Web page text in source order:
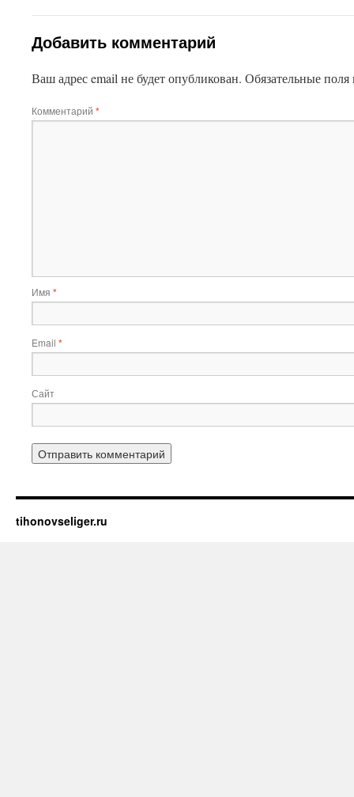
Добавить комментарий
Ваш адрес email не будет опубликован. Обязательные
Комментарий *
Имя *
Email *
Сайт
tihonovseliger.ru